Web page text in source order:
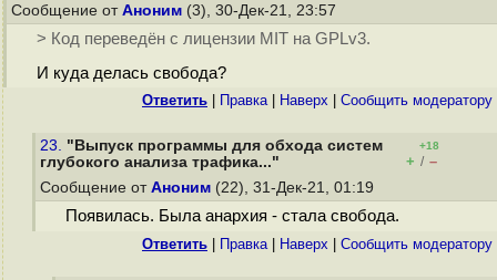
Сообщение от Аноним (3), 30-Дек-21, 23:57
> Код переведён с лицензии MIT на GPLv3.
И куда делась свобода?
Ответить Правка| Наверх Cообщить модератору
23. "Выпуск программы для обхода систем
глубокого анализа трафика..."
+18
+ / –
Сообщение от Аноним (22), 31-Дек-21, 01:19
Появилась. Была анархия - стала свобода.
Ответить Правка| Наверх Cообщить модератору